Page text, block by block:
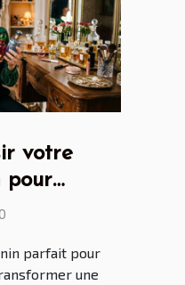
votre
pour
?
parfait pour
une